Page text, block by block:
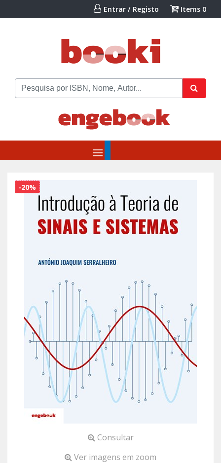
Entrar / Registo Items 0
Consultar
-20%
Ver imagens em zoom